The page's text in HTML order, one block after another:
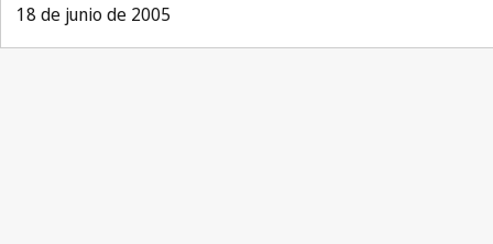
18 de junio de 2005